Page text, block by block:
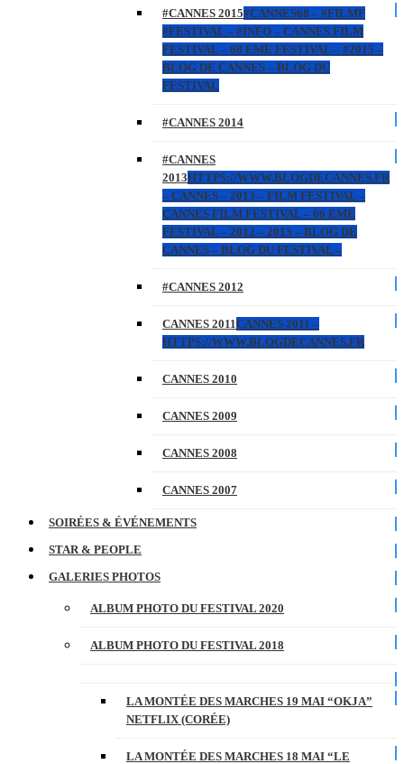
#CANNES 2015#CANNES68 – #FILMF
#FESTIVAL – #INFO – CANNES FILM
FESTIVAL – 68 EME FESTIVAL – #2015 –
BLOG DE CANNES – BLOG DU
FESTIVAL
#CANNES 2014
#CANNES
2013HTTPS://WWW.BLOGDECANNES.FR
– CANNES – 2013 – FILM FESTIVAL –
CANNES FILM FESTIVAL – 66 EME
FESTIVAL – 2012 – 2013 – BLOG DE
CANNES – BLOG DU FESTIVAL –
#CANNES 2012
CANNES 2011CANNES 2011 –
HTTPS://WWW.BLOGDECANNES.FR
CANNES 2010
CANNES 2009
CANNES 2008
CANNES 2007
SOIRÉES & ÉVÉNEMENTS
STAR & PEOPLE
GALERIES PHOTOS
ALBUM PHOTO DU FESTIVAL 2020
ALBUM PHOTO DU FESTIVAL 2018
LA MONTÉE DES MARCHES 19 MAI “OKJA”
NETFLIX (CORÉE)
LA MONTÉE DES MARCHES 18 MAI “LE